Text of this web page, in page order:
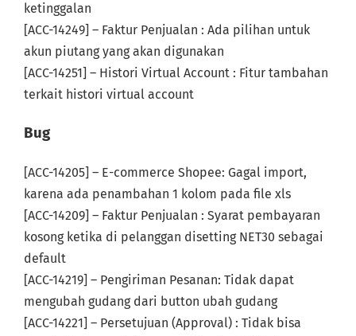
ketinggalan
[ACC-14249] – Faktur Penjualan : Ada pilihan untuk
akun piutang yang akan digunakan
[ACC-14251] – Histori Virtual Account : Fitur tambahan
terkait histori virtual account
Bug
[ACC-14205] – E-commerce Shopee: Gagal import,
karena ada penambahan 1 kolom pada file xls
[ACC-14209] – Faktur Penjualan : Syarat pembayaran
kosong ketika di pelanggan disetting NET30 sebagai
default
[ACC-14219] – Pengiriman Pesanan: Tidak dapat
mengubah gudang dari button ubah gudang
[ACC-14221] – Persetujuan (Approval) : Tidak bisa